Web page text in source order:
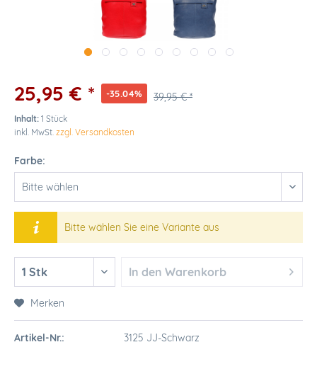
25,95 € * -35.04% 39,95 € *
Inhalt: 1 Stück
inkl. MwSt. zzgl. Versandkosten
Farbe:
Bitte wählen Sie eine Variante aus
In den Warenkorb
Merken
Artikel-Nr.: 3125 JJ-Schwarz